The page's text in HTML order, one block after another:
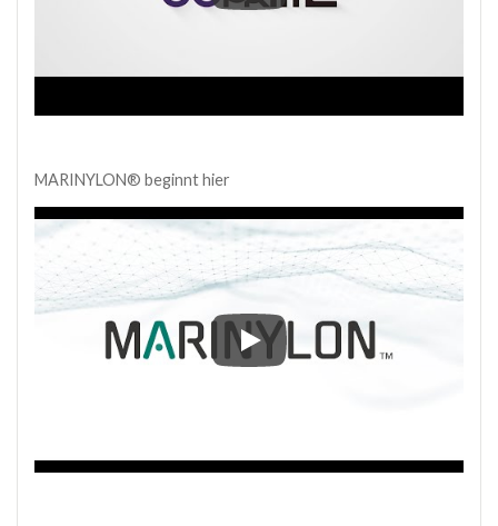
MARINYLON® beginnt hier
MARINYLON® beginnt hier